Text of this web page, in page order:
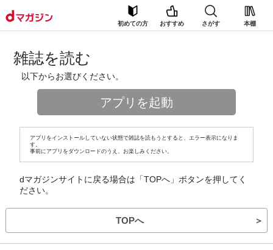
初めての方 おすすめ さがす 本棚
雑誌を読む
以下からお選びください。
アプリを起動
アプリをインストールしていない状態で雑誌を読もうとすると、エラー表示になりま
す。
事前にアプリをダウンロードのうえ、お楽しみください。
dマガジンサイトに戻る場合は「TOPへ」ボタンを押してく
ださい。
TOPへ ＞